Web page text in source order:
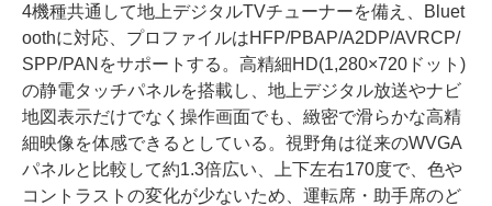
4機種共通して地上デジタルTVチューナーを備え、Bluet
oothに対応、プロファイルはHFP/PBAP/A2DP/AVRCP/
SPP/PANをサポートする。高精細HD(1,280×720ドット)
の静電タッチパネルを搭載し、地上デジタル放送やナビ
地図表示だけでなく操作画面でも、緻密で滑らかな高精
細映像を体感できるとしている。視野角は従来のWVGA
パネルと比較して約1.3倍広い、上下左右170度で、色や
コントラストの変化が少ないため、運転席・助手席のど